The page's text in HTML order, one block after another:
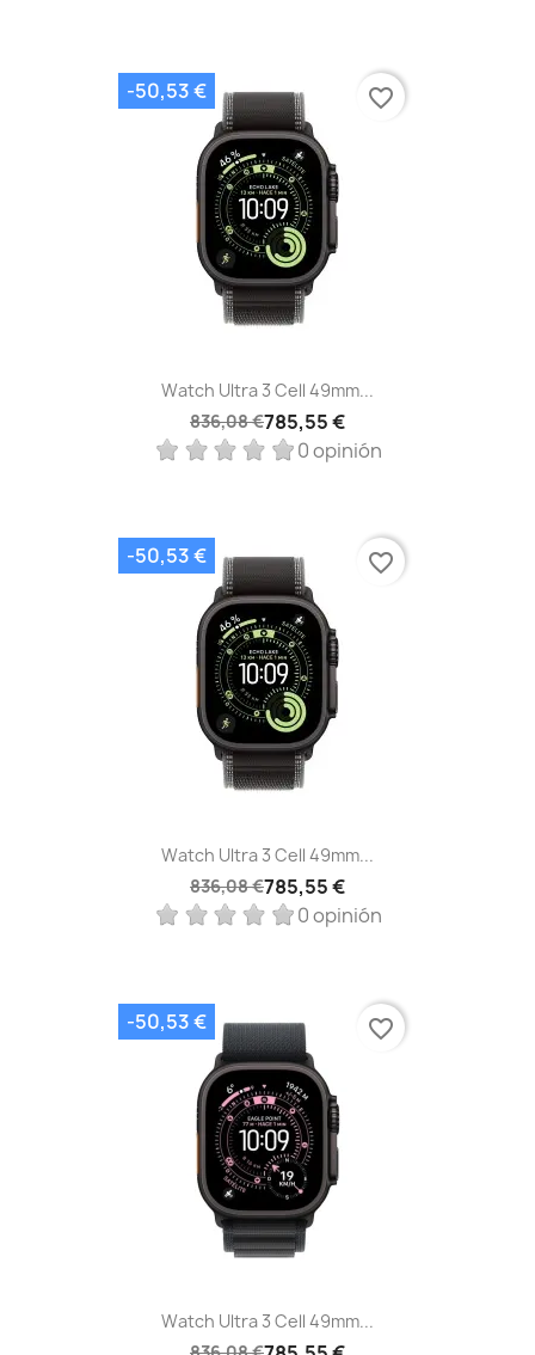
Watch Ultra 3 Cell 49mm...
836,08 €785,55 €
0 opinión
-50,53 € favorite_border
Watch Ultra 3 Cell 49mm...
836,08 €785,55 €
0 opinión
-50,53 € favorite_border
Watch Ultra 3 Cell 49mm...
-50,53 € favorite_border